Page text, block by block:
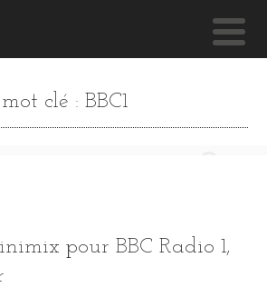
clé : BBC1
pour BBC Radio 1,